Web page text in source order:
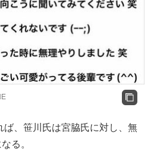
、笹川氏は宮脇氏に対し、無
る。